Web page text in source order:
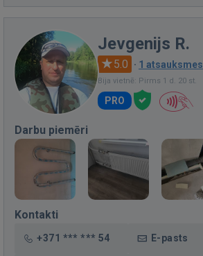
Jevgenijs R.
5.0 · 1 atsauksmes
Bija vietnē: Pirms 1 d. 20 st.
PRO
Darbu piemēri
Kontakti
+371 *** *** 54 E-pasts